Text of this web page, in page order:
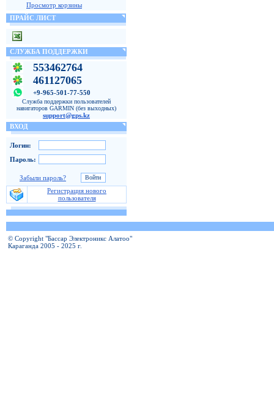
Просмотр корзины
ПРАЙС ЛИСТ
СЛУЖБА ПОДДЕРЖКИ
553462764
461127065
+9-965-501-77-550
Служба поддержки пользователей
навигаторов GARMIN (без выходных)
support@gps.kz
ВХОД
Логин:
Пароль:
Забыли пароль?
Регистрация нового
пользователя
© Copyright "Бассар Электроникс Алатоо"
Караганда 2005 - 2025 г.